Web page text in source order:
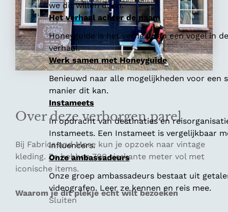
we dit willen doen.
Het verhaal achter de naam
Honeyguide is het verhaal van een vogel in
verhaal.
Werk samen met Honeyguide
Benieuwd naar alle mogelijkheden voor een
manier dit kan.
Instameets
In opdracht van destinaties en
Instameets. Een Instameet is vergelijkbaar
influencers.
Onze ambassadeurs
Onze groep ambassadeurs bestaat uit
videografen. Leer ze kennen en reis mee.
Sluiten
Over deze verborgen parel
Bij Fabrics and More kun je opzoek naar vintage
kleding. Ze hebben 700 vierkante meter vol met
iconische items.
Waarom je dit plekje echt wilt bezoeken